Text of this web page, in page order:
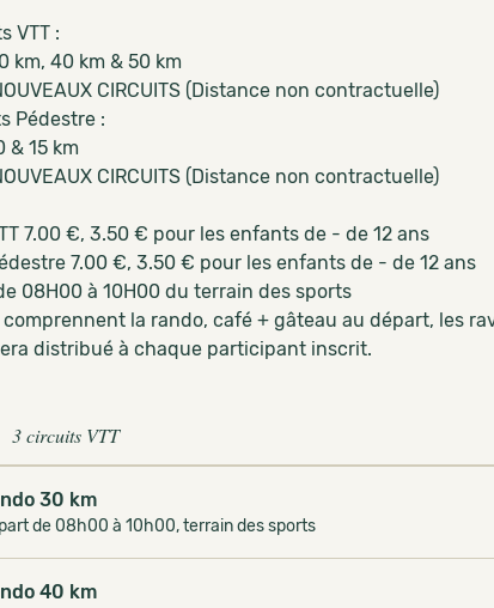
VTT :
km, 40 km & 50 km
CIRCUITS (Distance non contractuelle)
Pédestre :
& 15 km
CIRCUITS (Distance non contractuelle)
7.00 €, 3.50 € pour les enfants de - de 12 ans
7.00 €, 3.50 € pour les enfants de - de 12 ans
08H00 à 10H00 du terrain des sports
comprennent la rando, café + gâteau au départ, les
distribué à chaque participant inscrit.
3 circuits VTT
30 km
de 08h00 à 10h00, terrain des sports
40 km